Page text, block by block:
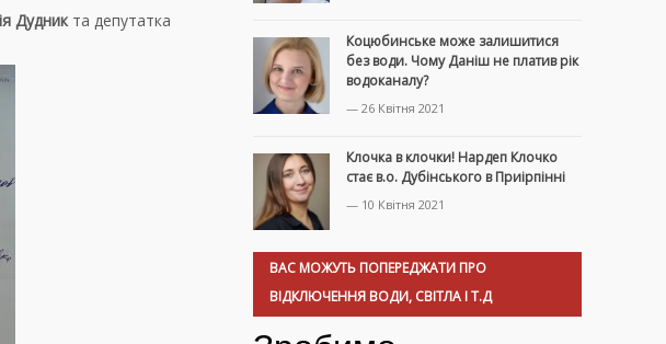
Дудникта депутатка
Коцюбинське може залишитися
без води. Чому Даніш не платив рік
водоканалу?
— 26 Квітня 2021
Клочка в клочки! Нардеп Клочко
стає в.о. Дубінського в Приірпінні
— 10 Квітня 2021
ВАС МОЖУТЬ ПОПЕРЕДЖАТИ ПРО
ВІДКЛЮЧЕННЯ ВОДИ, СВІТЛА І Т.Д